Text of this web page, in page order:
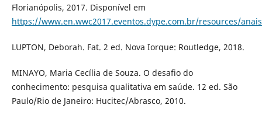
Florianópolis, 2017. Disponível em
https://www.en.wwc2017.eventos.dype.com.br/resources/anais/
LUPTON, Deborah. Fat. 2 ed. Nova Iorque: Routledge, 2018.
MINAYO, Maria Cecília de Souza. O desafio do
conhecimento: pesquisa qualitativa em saúde. 12 ed. São
Paulo/Rio de Janeiro: Hucitec/Abrasco, 2010.